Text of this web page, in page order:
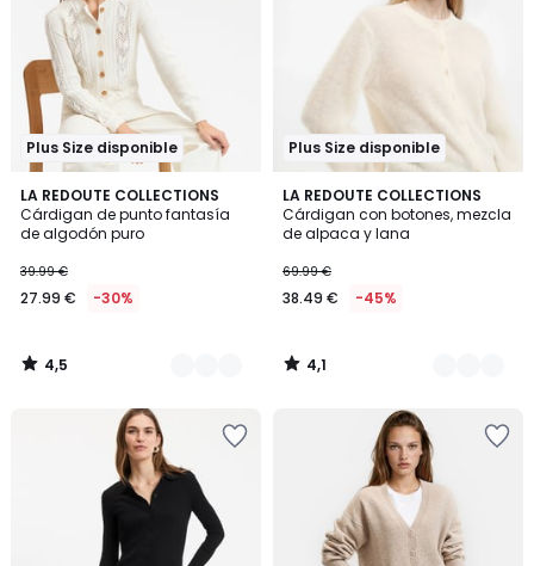
Plus Size disponible
LA REDOUTE COLLECTIONS
Cárdigan de punto fantasía
de algodón puro
39.99 €
27.99 € -30%
4,5
/ 5
2
Colores
4,5
/
Plus Size disponible
LA REDOUTE COLLECTIONS
Cárdigan con botones, mezcla
de alpaca y lana
69.99 €
38.49 € -45%
4,1
/ 5
2
Colores
4,1
/